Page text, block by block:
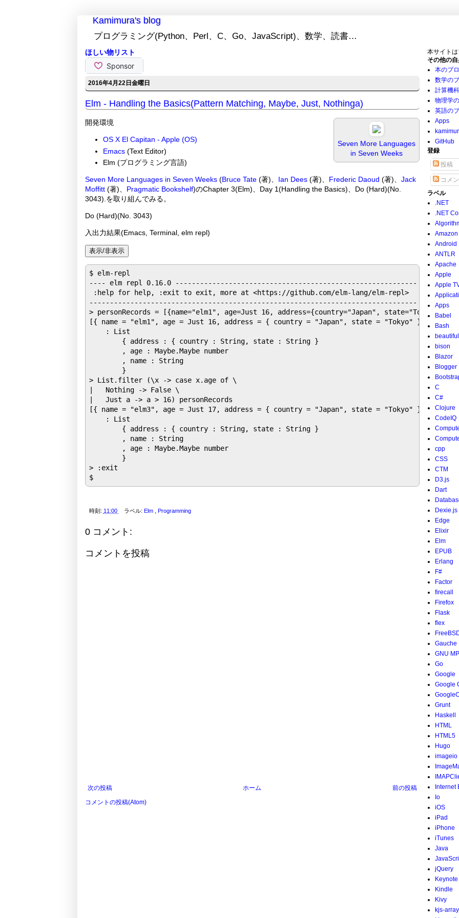
Kamimura's blog
プログラミング(Python、Perl、C、Go、JavaScript)、数学、読書…
ほしい物リスト
2016年4月22日金曜日
Elm - Handling the Basics(Pattern Matching, Maybe, Just, Nothinga)
Seven More Languages
in Seven Weeks
開発環境
OS X El Capitan - Apple (OS)
Emacs(Text Editor)
Elm (プログラミング言語)
Seven More Languages in Seven Weeks(Bruce Tate(著)、 Ian Dees(著)、 Frederic Daoud (著)、 Jack
Moffitt(著)、 Pragmatic Bookshelf)のChapter 3(Elm)、Day 1(Handling the Basics)、Do (Hard)(No.
3043).を取り組んでみる。
Do (Hard)(No. 3043)
入出力結果(Emacs, Terminal, elm repl)
$ elm-repl
---- elm repl 0.16.0 -----------------------------------------------------------
:help for help, :exit to exit, more at <https://github.com/elm-lang/elm-repl>
--------------------------------------------------------------------------------
> personRecords = [{name="elm1", age=Just 16, address={country="Japan",
[{ name = "elm1", age = Just 16, address = { country = "Japan", state = "Tokyo" } },{
    : List
        { address : { country : String, state : String }
        , age : Maybe.Maybe number
        , name : String
        }
> List.filter (\x -> case x.age of \
|   Nothing -> False \
|   Just a -> a > 16) personRecords
[{ name = "elm3", age = Just 17, address = { country = "Japan", state = "Tokyo" } }]
    : List
        { address : { country : String, state : String }
        , name : String
        , age : Maybe.Maybe number
        }
> :exit
$
時刻: 11:00 ラベル:Elm ,Programming
0 コメント:
コメントを投稿
次の投稿 前の投稿
ホーム
コメントの投稿(Atom)
本サイトは
その他の
本のブ
数学の
計算機
物理学
英語の
Apps
GitHub
登録
投稿
コメン
ラベル
.NET
.NET
Amazon
Android
ANTLR
Apache
Apple
Apple
Apps
Babel
Bash
bison
Blazor
Blogger
C
C#
Clojure
CodeIQ
cpp
CSS
CTM
D3.js
Dart
Dexie.js
Edge
Elixir
Elm
EPUB
Erlang
F#
Factor
firecall
Firefox
Flask
flex
Gauche
GNU
Go
Google
Google
Grunt
Haskell
HTML
HTML5
Hugo
imageio
Internet
Io
iOS
iPad
iPhone
iTunes
Java
jQuery
Keynote
Kindle
Kivy
kjs-array